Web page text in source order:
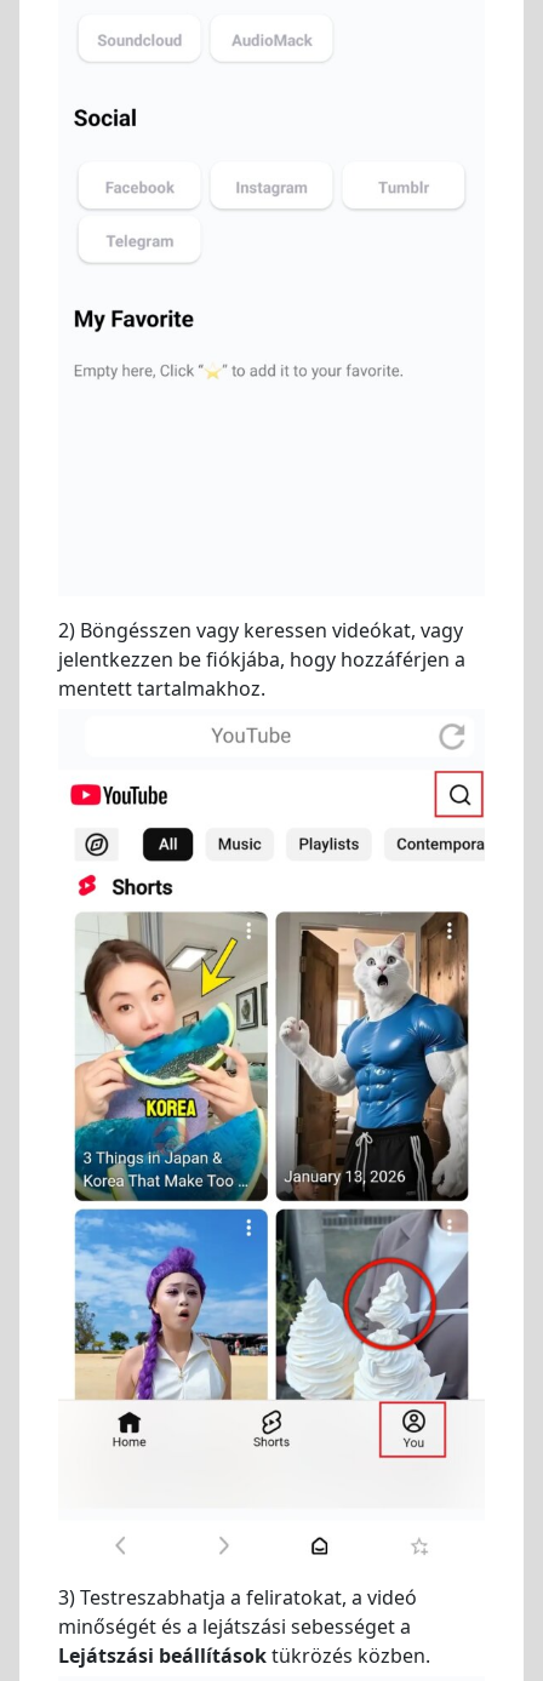
2) Böngésszen vagy keressen videókat, vagy
jelentkezzen be fiókjába, hogy hozzáférjen a
mentett tartalmakhoz.
3) Testreszabhatja a feliratokat, a videó
minőségét és a lejátszási sebességet a
Lejátszási beállításoktükrözés közben.